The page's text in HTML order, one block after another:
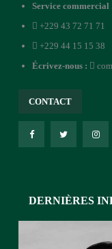
Service commercial
+229 43 72 71 71
+229 44 15 15 38
Écrivez-nous :
CONTACT
DERNIÈRES